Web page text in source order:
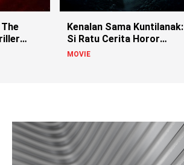
Kenalan Sama Kuntilanak:
Si Ratu Cerita Horor
Indonesia!
MOVIE